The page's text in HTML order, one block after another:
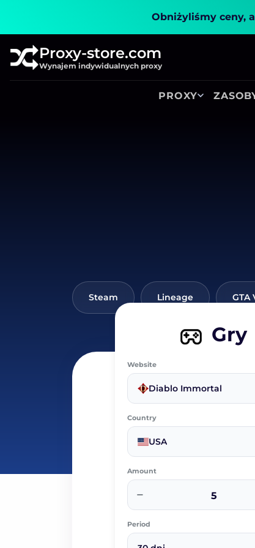
Obniżyliśmy ceny,
Proxy-store.com
Wynajem indywidualnych proxy
PROXY
Steam Lineage GTA
Gry
Website
Diablo Immortal
Country
USA
Amount
−
Period